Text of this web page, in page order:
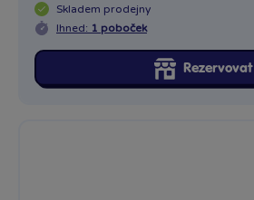
Skladem prodejny
Ihned: 1 poboček
Rezervovat